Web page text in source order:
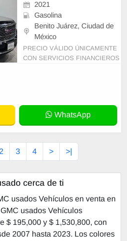
2021
Gasolina
Benito Juárez, Ciudad de
México
PRECIO VÁLIDO ÚNICAMENTE
CON SERVICIOS FINANCIEROS
WhatsApp
2 3 4 > >|
cerca de ti
usados Vehículos en venta en
usados Vehículos
$ 195,000 y $ 1,530,800, con
2007 hasta 2023. Los colores